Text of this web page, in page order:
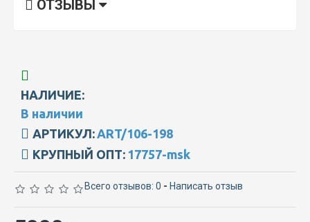
ОТЗЫВЫ
НАЛИЧИЕ:
В наличии
АРТИКУЛ:ART/106-198
КРУПНЫЙ ОПТ: 17757-msk
Всего отзывов: 0 - Написать отзыв